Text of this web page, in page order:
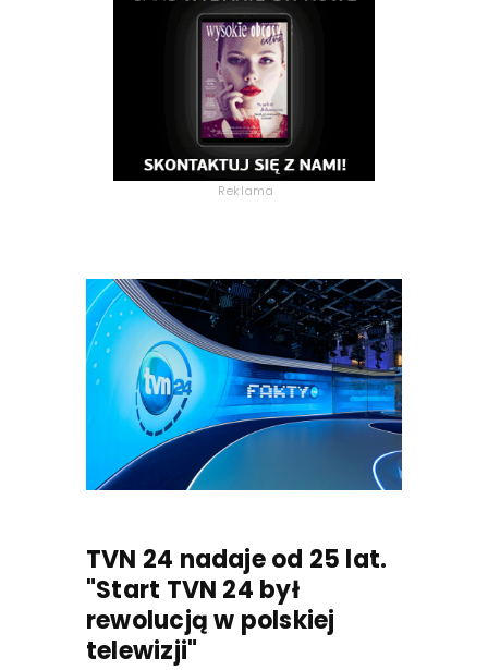
Reklama
TVN 24 nadaje od 25 lat.
"Start TVN 24 był
rewolucją w polskiej
telewizji"